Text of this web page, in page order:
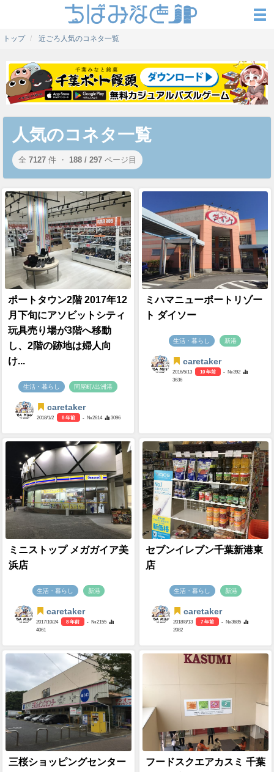
トップ 近ごろ人気のコネタ一覧
人気のコネタ一覧
全 7127 件 ・ 188 / 297 ページ目
ポートタウン2階 2017年12
月下旬にアソビットシティ
玩具売り場が3階へ移動
し、2階の跡地は婦人向
け...
生活・暮らし 問屋町/出洲港
caretaker
2018/1/2 8 年前 - №2614 3096
ミハマニューポートリゾー
ト ダイソー
生活・暮らし 新港
caretaker
2016/5/13 10 年前
- №392
3636
ミニストップ メガガイア美
浜店
生活・暮らし 新港
caretaker
2017/10/24 8 年前
- №2155
4061
セブンイレブン千葉新港東
店
生活・暮らし 新港
caretaker
2018/8/13 7 年前
- №3685
2082
三桜ショッピングセンター
フードスクエアカスミ 千葉